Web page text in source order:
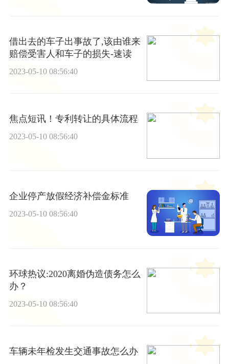
借出去的车子出事故了,该由谁来
赔偿受害人和车子的损失-速读
2023-05-10 08:56:40
焦点短讯！专利转让的具体流程
2023-05-10 08:56:40
企业停产放假经济补偿金标准
2023-05-10 08:56:40
环球热议:2020离婚伪造债务怎么
办？
2023-05-10 08:56:40
车辆未年检发生交通事故怎么办